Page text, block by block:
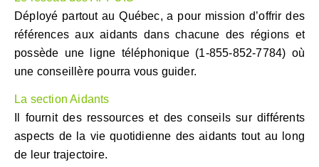
Déployé partout au Québec, a pour mission d’offrir des
références aux aidants dans chacune des régions et
possède une ligne téléphonique (1-855-852-7784) où
une conseillère pourra vous guider.
La section Aidants
Il fournit des ressources et des conseils sur différents
aspects de la vie quotidienne des aidants tout au long
de leur trajectoire.